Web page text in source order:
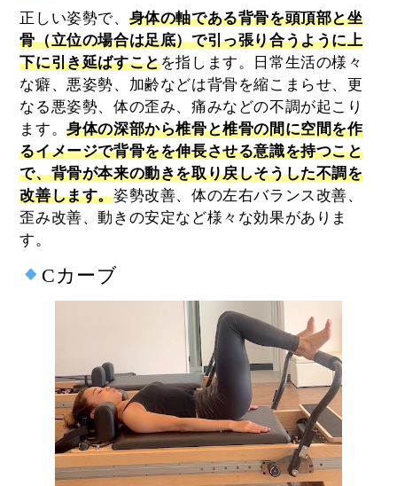
正しい姿勢で、 身体の軸である背骨を頭頂部と坐
骨（立位の場合は足底）で引っ張り合うように上
下に引き延ばすことを指します。日常生活の様々
な癖、悪姿勢、加齢などは背骨を縮こまらせ、更
なる悪姿勢、体の歪み、痛みなどの不調が起こり
ます。身体の深部から椎骨と椎骨の間に空間を作
るイメージで背骨をを伸長させる意識を持つこと
で、背骨が本来の動きを取り戻しそうした不調を
改善します。姿勢改善、体の左右バランス改善、
歪み改善、動きの安定など様々な効果がありま
す。
Cカーブ